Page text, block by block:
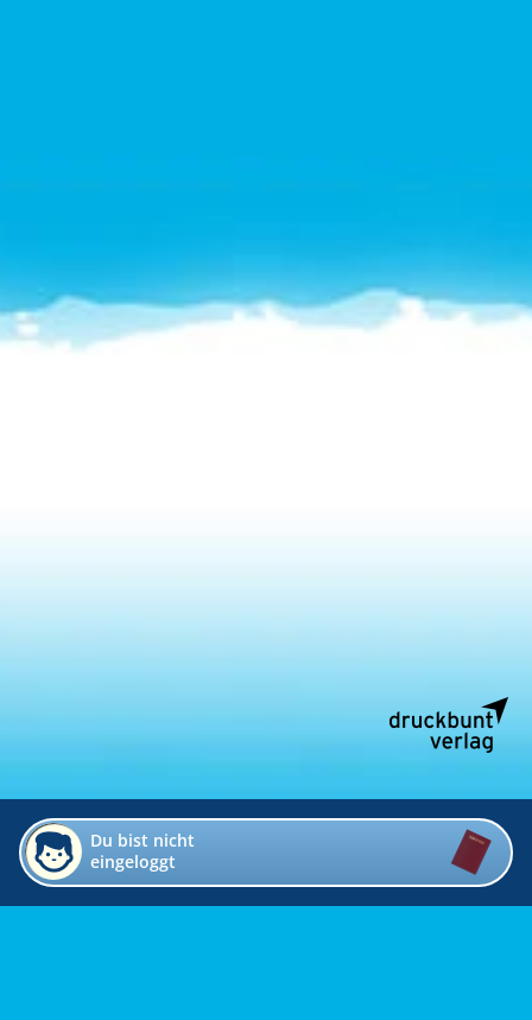
Du bist nicht
eingeloggt